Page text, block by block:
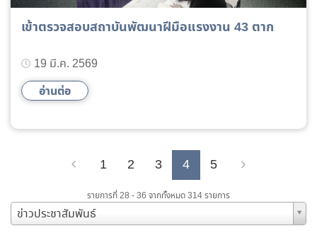
เข้าตรวจสอบสถาบันพัฒนาฝีมือแรงงาน 43 ตาก
19 มี.ค. 2569
อ่านต่อ
1 2 3 4 5
รายการที่ 28 - 36 จากทั้งหมด 314 รายการ
ข่าวประชาสัมพันธ์